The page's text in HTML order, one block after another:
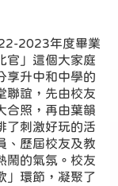
2023年度畢業
官」這個大家庭
享升中和中學的
聯誼，先由校友
合照，再由葉韻
了刺激好玩的活
歷屆校友及教
鬧的氣氛。校友
」環節，凝聚了